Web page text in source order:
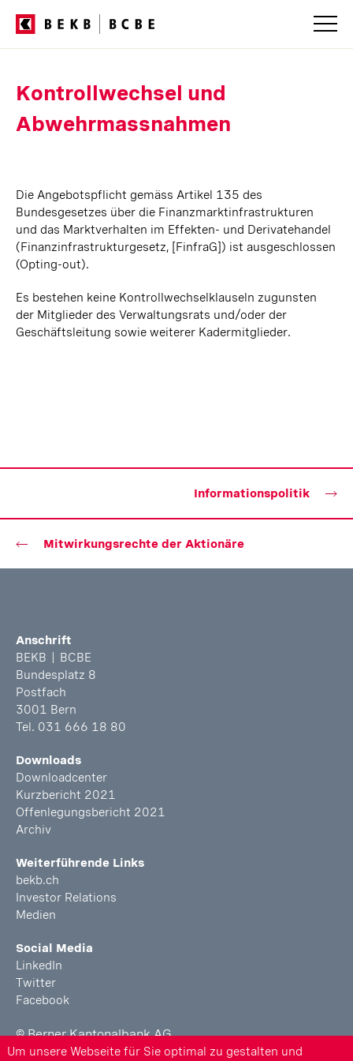
Kontrollwechsel und
Abwehrmassnahmen
Die Angebotspflicht gemäss Artikel 135 des
Bundesgesetzes über die Finanzmarktinfrastrukturen
und das Marktverhalten im Effekten- und Derivatehandel
(Finanzinfrastrukturgesetz, [FinfraG]) ist ausgeschlossen
(Opting-out).
Es bestehen keine Kontrollwechselklauseln zugunsten
der Mitglieder des Verwaltungsrats und/oder der
Geschäftsleitung sowie weiterer Kadermitglieder.
Mitwirkungsrechte der Aktionäre
Informationspolitik
Anschrift
BEKB | BCBE
Bundesplatz 8
Postfach
3001 Bern
Tel. 031 666 18 80
Downloads
Downloadcenter
Kurzbericht 2021
Offenlegungsbericht 2021
Archiv
Weiterführende Links
bekb.ch
Investor Relations
Medien
Social Media
LinkedIn
Twitter
Facebook
© Berner Kantonalbank AG
Um unsere Webseite für Sie optimal zu gestalten und